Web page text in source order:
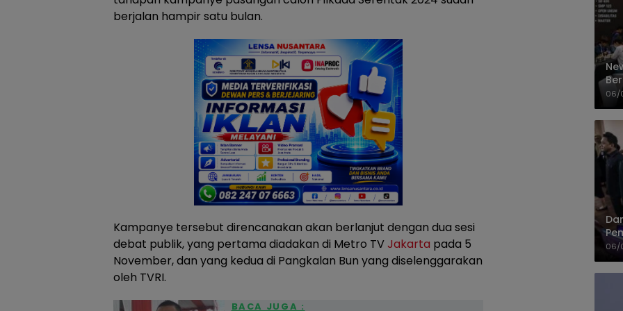
berjalan hampir satu bulan.
Kampanye tersebut direncanakan akan berlanjut dengan dua sesi
debat publik, yang pertama diadakan di Metro TVJakarta pada 5
November, dan yang kedua di Pangkalan Bun yang diselenggarakan
oleh TVRI.
BACA JUGA :
06/
06/